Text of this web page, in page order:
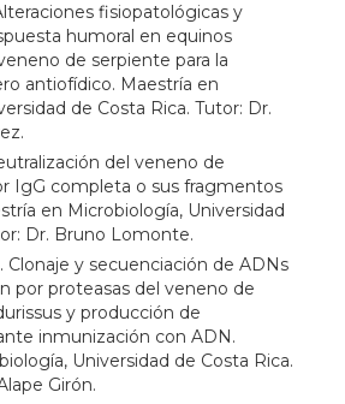
fisiopatológicas y
humoral en equinos
de serpiente para la
antiofídico. Maestría en
de Costa Rica. Tutor: Dr.
del veneno de
IgG completa o sus fragmentos
en Microbiología, Universidad
Dr. Bruno Lomonte.
Clonaje y secuenciación de ADNs
por proteasas del veneno de
y producción de
inmunización con ADN.
Universidad de Costa Rica.
Girón.